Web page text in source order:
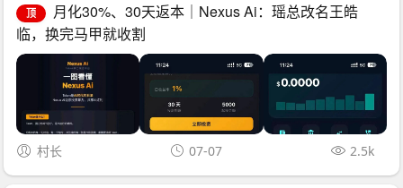
顶
月化30%、30天返本｜Nexus Ai：瑶总改名王皓
临，换完马甲就收割
村长 07-07 2.5k